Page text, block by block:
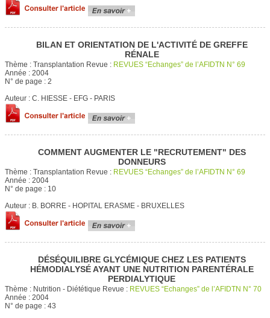
BILAN ET ORIENTATION DE L'ACTIVITÉ DE GREFFE
RÉNALE
Thème : Transplantation Revue : REVUES “Echanges” de l’AFIDTN N° 69
Année : 2004
N° de page : 2
Auteur : C. HIESSE - EFG - PARIS
COMMENT AUGMENTER LE "RECRUTEMENT" DES
DONNEURS
Thème : Transplantation Revue : REVUES “Echanges” de l’AFIDTN N° 69
Année : 2004
N° de page : 10
Auteur : B. BORRE - HOPITAL ERASME - BRUXELLES
DÉSÉQUILIBRE GLYCÉMIQUE CHEZ LES PATIENTS
HÉMODIALYSÉ AYANT UNE NUTRITION PARENTÉRALE
PERDIALYTIQUE
Thème : Nutrition - Diététique Revue : REVUES “Echanges” de l’AFIDTN N° 70
Année : 2004
N° de page : 43